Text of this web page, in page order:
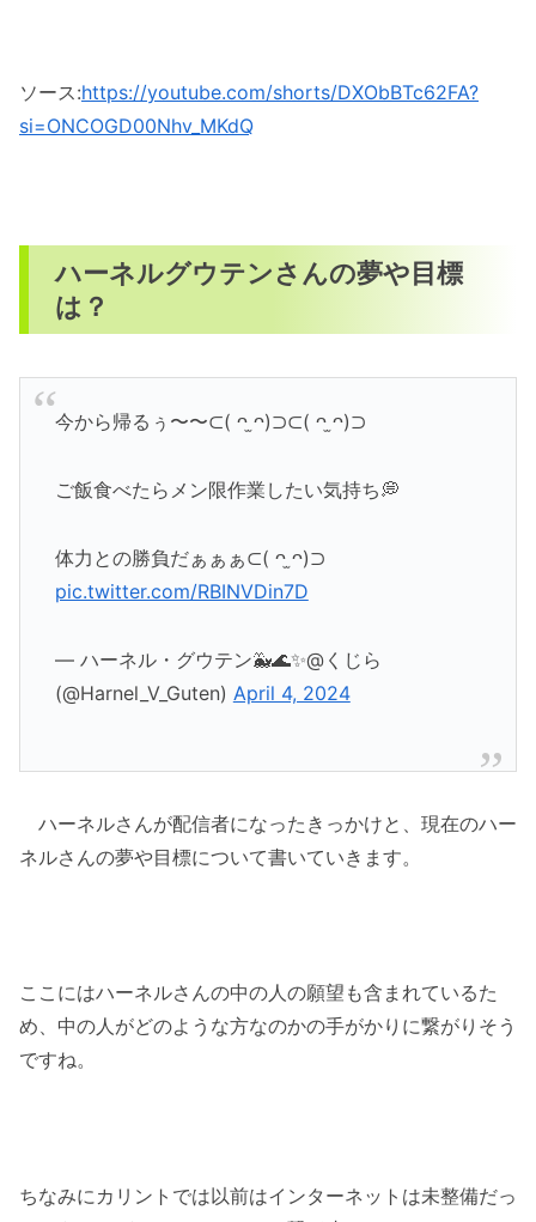
ソース:https://youtube.com/shorts/DXObBTc62FA?
si=ONCOGD00Nhv_MKdQ
ハーネルグウテンさんの夢や目標
は？
今から帰るぅ〜〜⊂( ᴖ ̫ᴖ)⊃⊂( ᴖ ̫ᴖ)⊃
ご飯食べたらメン限作業したい気持ち💭
体力との勝負だぁぁぁ⊂( ᴖ ̫ᴖ)⊃
pic.twitter.com/RBINVDin7D
— ハーネル・グウテン🐳🌊✨️@くじら
(@Harnel_V_Guten) April 4, 2024
ハーネルさんが配信者になったきっかけと、現在のハー
ネルさんの夢や目標について書いていきます。
ここにはハーネルさんの中の人の願望も含まれているた
め、中の人がどのような方なのかの手がかりに繋がりそう
ですね。
ちなみにカリントでは以前はインターネットは未整備だっ